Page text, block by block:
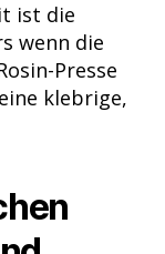
ist die
wenn die
Presse
klebrige,